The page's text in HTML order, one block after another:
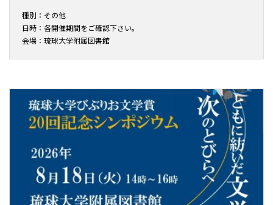
種別：その他
日時：各開催期間をご確認下さい。
会場：琉球大学附属図書館